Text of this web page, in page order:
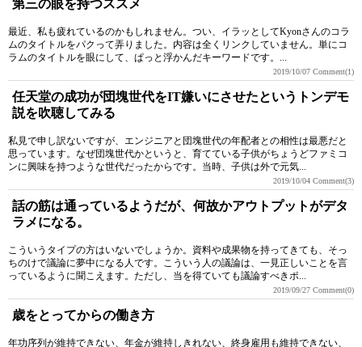
第三の眼を持つススメ
最近、私も疲れているのかもしれません。つい、イラッとしてKyonさんのコラ
ムのタイトルをパクって弄りました。内容は全くリンクしていません。単にコ
ラムのタイトルを眼にして、ぱっと浮かんだキーワードです。...
2019/10/07 Comment(1)
任天堂の成功が団塊世代をIT嫌いにさせたというトンデモ
説を吹聴してみる
私見で申し訳ないですが、エンジニアと団塊世代の年配者との相性は最悪だと
思っています。なぜ団塊世代かというと、育てている子供がちょうどファミコ
ンに興味を持つような世代だったからです。当時、子供は外で元気...
2019/10/04 Comment(3)
話の筋は通っているようだが、何故かアウトプットがデタ
ラメになる。
こういうタイプの方はいないでしょうか。資料や成果物を持ってきても、そっ
ちのけで議論に夢中になる人です。こういう人の議論は、一見正しいことを言
っているように聞こえます。ただし、当を得ていても議論すべきポ...
2019/09/27 Comment(0)
歳をとってからの働き方
年功序列が維持できない、年金が維持しきれない、終身雇用も維持できない、